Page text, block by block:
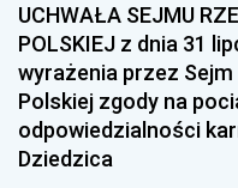
1996
1993
1990
1987
UCHWAŁA SEJMU
POLSKIEJ z dnia 31
wyrażenia przez
Polskiej zgody na
odpowiedzialności
Dziedzica